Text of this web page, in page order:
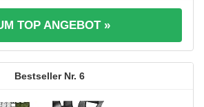
TOP ANGEBOT »
6